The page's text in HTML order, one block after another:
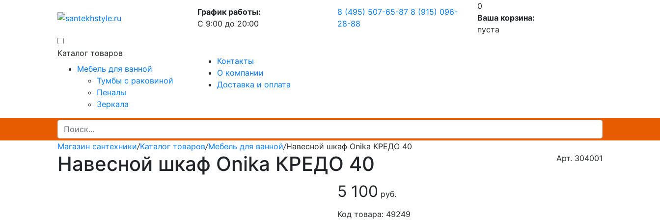
График работы:
С 9:00 до 20:00
8 (495) 507-65-87 8 (915) 096-
28-88
0
Ваша корзина:
пуста
Каталог товаров
Мебель для ванной
Тумбы с раковиной
Пеналы
Зеркала
Контакты
О компании
Доставка и оплата
Магазин сантехники/Каталог товаров/Мебель для ванной/Навесной шкаф Onika КРЕДО 40
Арт. 304001
Навесной шкаф Onika КРЕДО 40
5 100 руб.
Код товара: 49249